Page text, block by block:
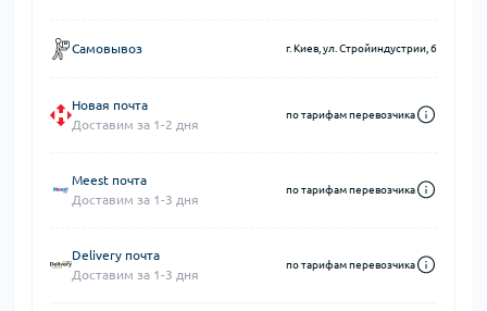
Самовывоз г. Киев, ул. Стройиндустрии, 6
Новая почта
Доставим за 1-2 дня
по тарифам перевозчика
Meest почта
Доставим за 1-3 дня
по тарифам перевозчика
Delivery почта
Доставим за 1-3 дня
по тарифам перевозчика